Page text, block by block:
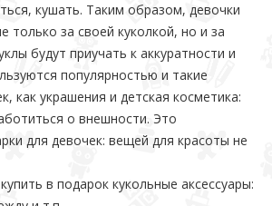
кушать. Таким образом, девочки
только за своей куколкой, но и за
будут приучать к аккуратности и
популярностью и такие
как украшения и детская косметика:
о внешности. Это
для девочек: вещей для красоты не
в подарок кукольные аксессуары: